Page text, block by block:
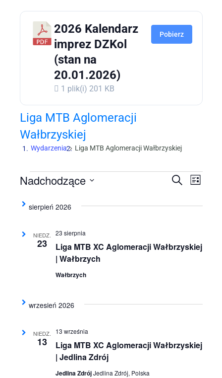
2026 Kalendarz
imprez DZKol
(stan na
20.01.2026)
1 plik(i) 201 KB
Pobierz
Liga MTB Aglomeracji
Wałbrzyskiej
Wydarzenia Liga MTB Aglomeracji Wałbrzyskiej
Wydarzenia
po
i
Szukaj
Lista
Nadchodzące
datę.sierpień 2026
NIEDZ.
23
Liga MTB XC Aglomeracji Wałbrzyskiej
| Wałbrzych
23 sierpnia
Wałbrzych
wrzesień 2026
NIEDZ.
13
Liga MTB XC Aglomeracji Wałbrzyskiej
| Jedlina Zdrój
13 września
Jedlina ZdrójJedlina Zdrój, Polska